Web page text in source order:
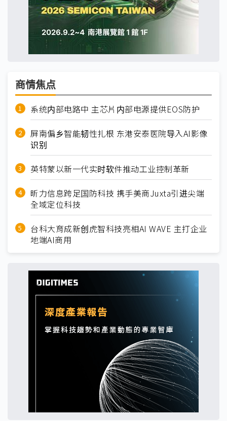
商情焦点
系统内部电路中 主芯片内部电源提供EOS防护
屏南偏乡智能韧性扎根 东港安泰医院导入AI影像
识别
英特蒙以新一代实时软件推动工业控制革新
昕力信息跨足国防科技 携手美商Juxta引进尖端
全域定位科技
台科大育成新创虎智科技亮相AI WAVE 主打企业
地端AI商用